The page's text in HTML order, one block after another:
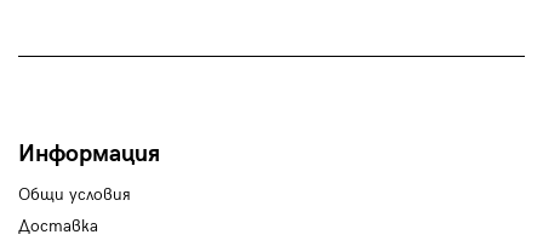
Информация
Общи условия
Доставка